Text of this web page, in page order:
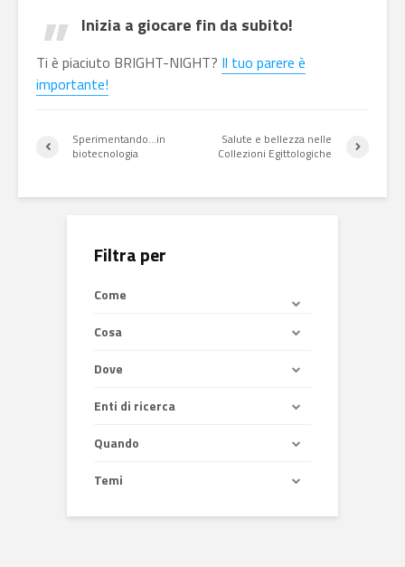
Inizia a giocare fin da subito!
Ti è piaciuto BRIGHT-NIGHT? Il tuo parere è
importante!
Sperimentando…in
biotecnologia
Salute e bellezza nelle
Collezioni Egittologiche
Filtra per
Come
Cosa
Dove
Enti di ricerca
Quando
Temi